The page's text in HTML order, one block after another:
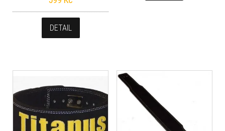
DETAIL